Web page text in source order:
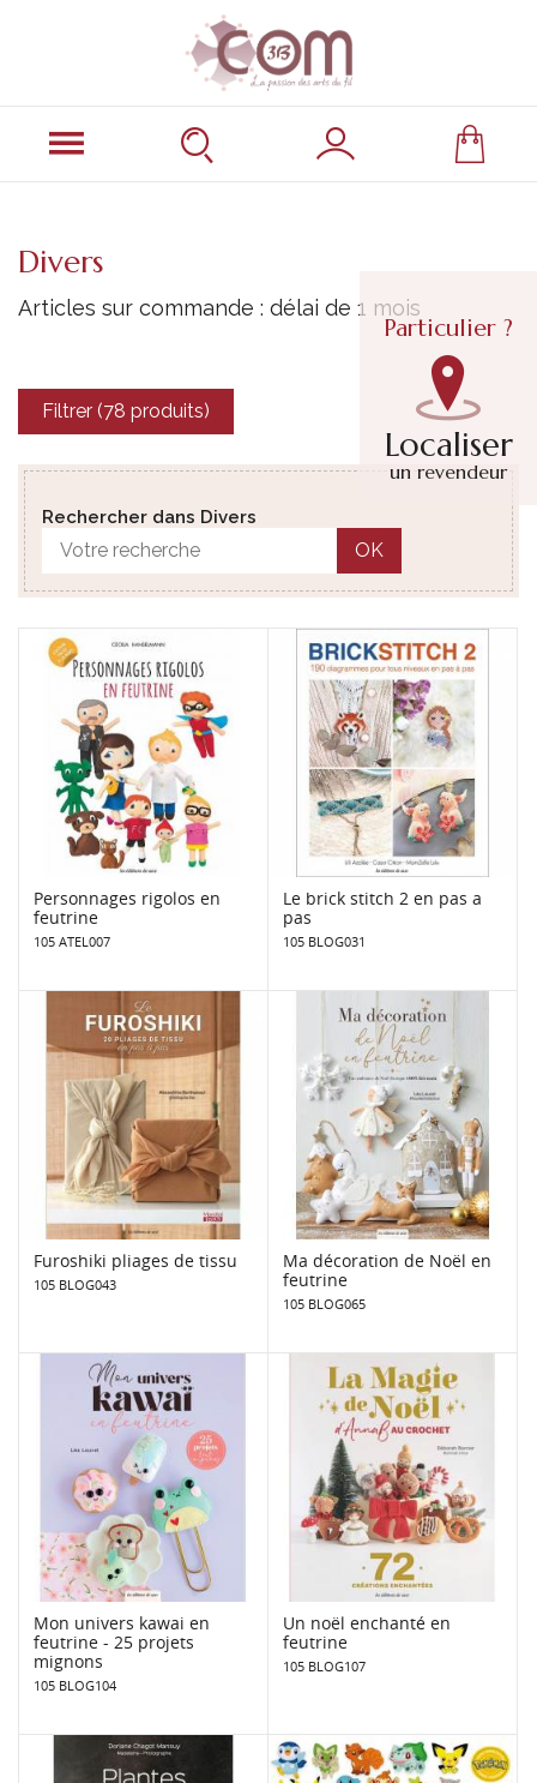
Particulier ?
Localiser
un revendeur
Divers
Articles sur commande : délai de 1 mois
Filtrer (78 produits)
Rechercher dans Divers
OK
Personnages rigolos en
feutrine
105 ATEL007
Le brick stitch 2 en pas a
pas
105 BLOG031
Furoshiki pliages de tissu
105 BLOG043
Ma décoration de Noël en
feutrine
105 BLOG065
Mon univers kawai en
feutrine - 25 projets
mignons
105 BLOG104
Un noël enchanté en
feutrine
105 BLOG107